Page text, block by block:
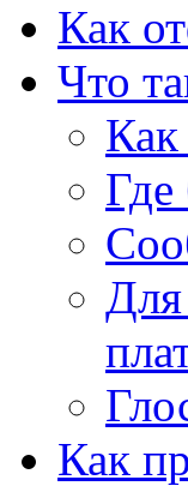
Как
Что
Для
Как